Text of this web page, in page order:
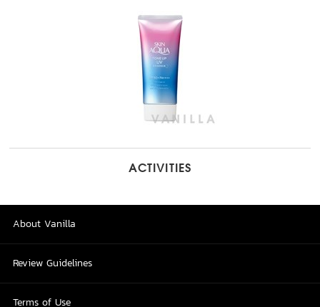
ACTIVITIES
About Vanilla
Review Guidelines
Terms of Use